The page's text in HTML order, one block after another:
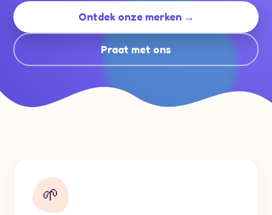
Ontdek onze merken →
Praat met ons
🌱